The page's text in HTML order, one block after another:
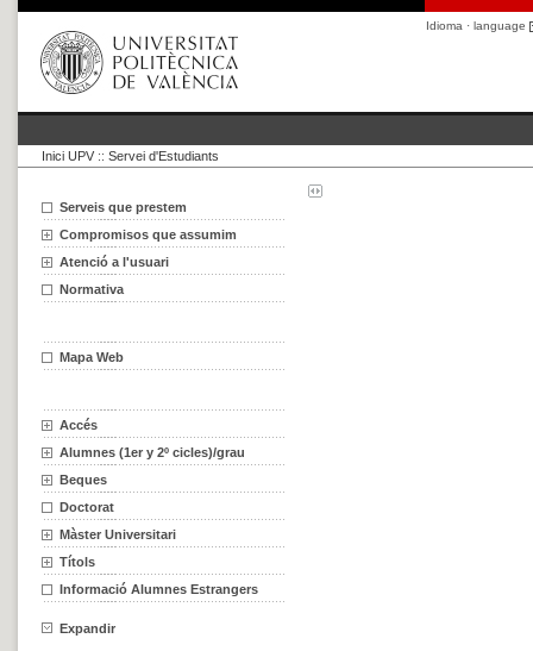
Idioma · language
Inici UPV :: Servei d'Estudiants
Serveis que prestem
Compromisos que assumim
Atenció a l'usuari
Normativa
Mapa Web
Accés
Alumnes (1er y 2º cicles)/grau
Beques
Doctorat
Màster Universitari
Títols
Informació Alumnes Estrangers
Expandir